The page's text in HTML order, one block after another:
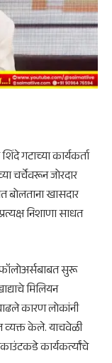
गटाच्या कार्यकर्ता
चर्चेवरून जोरदार
बोलताना खासदार
निशाणा साधत
सुरू
मिलियन
कारण लोकांनी
केले. याचवेळी
कार्यकर्त्यांचे